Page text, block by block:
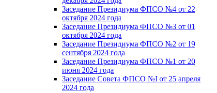
Заседание Президиума ФПСО №4 от 22
октября 2024 года
Заседание Президиума ФПСО №3 от 01
октября 2024 года
Заседание Президиума ФПСО №2 от 19
сентября 2024 года
Заседание Президиума ФПСО №1 от 20
июня 2024 года
Заседание Совета ФПСО №I от 25 апреля
2024 года